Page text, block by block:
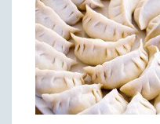
Из яиц и другие
Холодные супы
Супы-пюре
Молочные супы
Сладкие супы
Отварное мясо
Запеченное мясо
Тушеное мясо
Из мясного фарша
Из субпродуктов
Жареная рыба
Отварная и паровая
Запеченная рыба
Тушеная рыба
Вся птица
Жареная птица
Отварная птица
Запеченная птица
Овощи
Все овощи
Жареные овощи
Отварные овощи
Выпечка
Вся выпечка
Соусы